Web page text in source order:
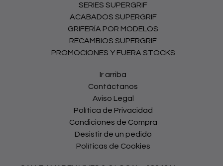
SERIES SUPERGRIF
ACABADOS SUPERGRIF
GRIFERÍA POR MODELOS
RECAMBIOS SUPERGRIF
PROMOCIONES Y FUERA STOCKS
Ir arriba
Contáctanos
Aviso Legal
Política de Privacidad
Condiciones de Compra
Desistir de un pedido
Políticas de Cookies